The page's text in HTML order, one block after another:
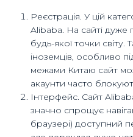
Реєстрація. У цій
Alibaba. На сайті дуже
будь-якої точки
іноземців, особливо
межами Китаю сайт
акаунти часто
Інтерфейс. Сайт
значно спрощує
браузері) доступний